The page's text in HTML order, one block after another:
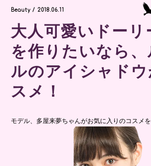
Beauty / 2018.06.11
大人可愛いドーリ
を作りたいなら、
ルのアイシャドウ
スメ！
モデル、多屋来夢ちゃんがお気に入りのコスメ